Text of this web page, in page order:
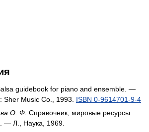
guidebook for piano and ensemble. —
Sher Music Co., 1993. ISBN 0-9614701-9-4
О. Ф. Справочник, мировые ресурсы
— Л., Наука, 1969.